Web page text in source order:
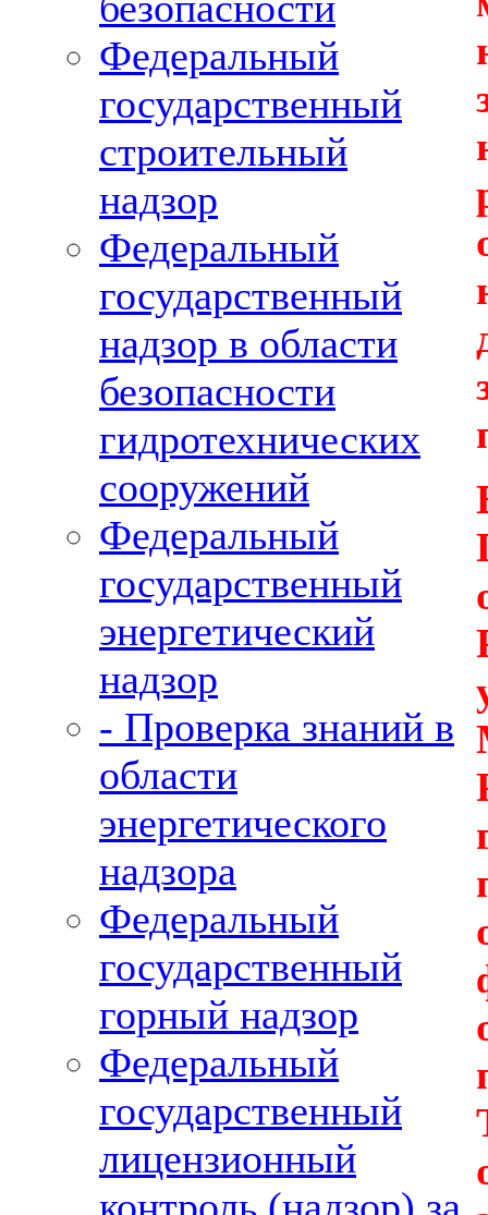
Федеральный
государственный
строительный
надзор
Федеральный
государственный
надзор в области
безопасности
гидротехнических
сооружений
Федеральный
государственный
энергетический
надзор
- Проверка знаний в
области
энергетического
надзора
Федеральный
государственный
горный надзор
Федеральный
государственный
лицензионный